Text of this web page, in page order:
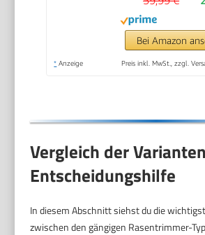
Gartenschere,
Verstellbarer
Teleskop-
Führungsholm
Bei Amazon
* Anzeige Preis inkl. MwSt., zzgl.
Vergleich der
Entscheidungshilfe
In diesem Abschnitt siehst du die
zwischen den gängigen Rasentrimmer-